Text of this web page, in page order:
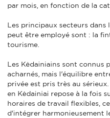
par mois, en fonction de la
Les principaux secteurs dans
peut être employé sont : la
tourisme.
Les Kėdainiains sont connus
acharnés, mais l'équilibre
privée est pris très au
en Kėdainiai repose à la fois
horaires de travail flexibles,
d'intégrer harmonieusement